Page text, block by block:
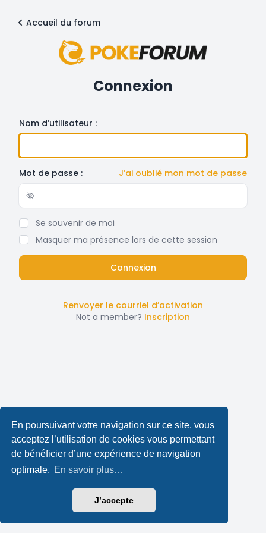
En poursuivant votre navigation sur ce site, vous
acceptez l’utilisation de cookies vous permettant
de bénéficier d’une expérience de navigation
optimale. En savoir plus…
J’accepte
Accueil du forum
Connexion
Nom d’utilisateur :
Mot de passe : J’ai oublié mon mot de passe
Show/hide password
Se souvenir de moi
Masquer ma présence lors de cette session
Renvoyer le courriel d’activation
Not a member? Inscription